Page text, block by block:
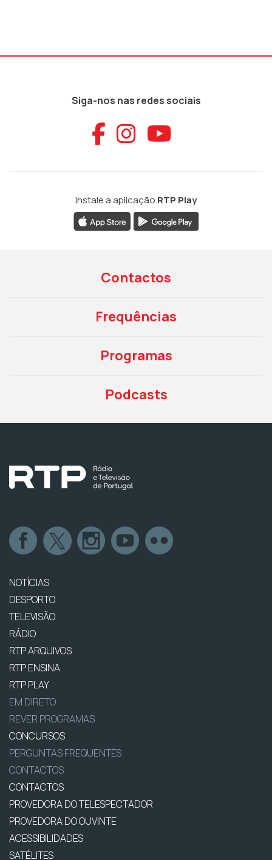
Siga-nos nas redes sociais
Aceder ao
Aceder ao
Aceder
Instale a aplicação RTP Play
Contactos
Frequências
Programas
Podcasts
NOTÍCIAS
DESPORTO
TELEVISÃO
RÁDIO
RTP ARQUIVOS
RTP ENSINA
RTP PLAY
EM DIRETO
REVER PROGRAMAS
CONCURSOS
PERGUNTAS FREQUENTES
CONTACTOS
CONTACTOS
PROVEDORA DO TELESPECTADOR
PROVEDORA DO OUVINTE
ACESSIBILIDADES
SATÉLITES